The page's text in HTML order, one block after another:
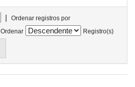
|
Ordenar registros por
Ordenar
Registro(s)